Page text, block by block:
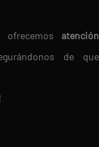
ofrecemos atención
de que